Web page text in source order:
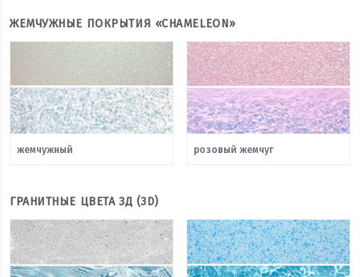
ЖЕМЧУЖНЫЕ ПОКРЫТИЯ «CHAMELEON»
жемчужный розовый жемчуг
ГРАНИТНЫЕ ЦВЕТА 3Д (3D)